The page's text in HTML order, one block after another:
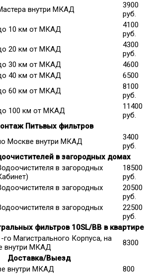
внутри МКАД
3900
руб.
10 км от МКАД
4100
руб.
20 км от МКАД
4300
руб.
30 км от МКАД
4600
40 км от МКАД
6500
60 км от МКАД
8100
руб.
100 км от МКАД
11400
руб.
Питьвых фильтров
Москве внутри МКАД
3400
руб.
в загородных домах
в загородных
18500
руб.
в загородных
20500
руб.
в загородных
22500
руб.
фильтров 10SL/ВВ в квартире
Магистрального Корпуса, на
внутри МКАД
8300
Доставка/Выезд
внутри МКАД
800